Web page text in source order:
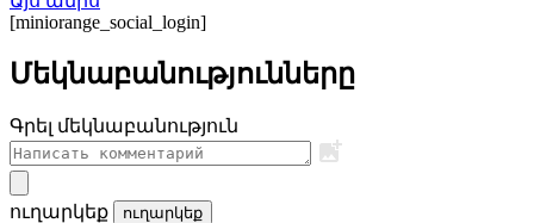
[miniorange_social_login]
Մեկնաբանությունները
Գրել մեկնաբանություն
ուղարկեք ուղարկեք